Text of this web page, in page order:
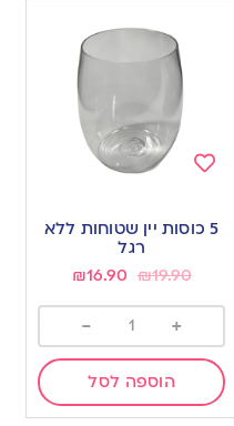
to5 כוסות יין שטוחות ללא
רגל
₪19.90
₪16.90
+
-
הוספה לסל